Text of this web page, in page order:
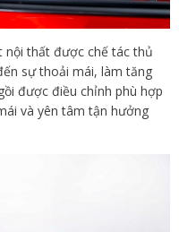
nội thất được chế tác thủ
sự thoải mái, làm tăng
được điều chỉnh phù hợp
và yên tâm tận hưởng